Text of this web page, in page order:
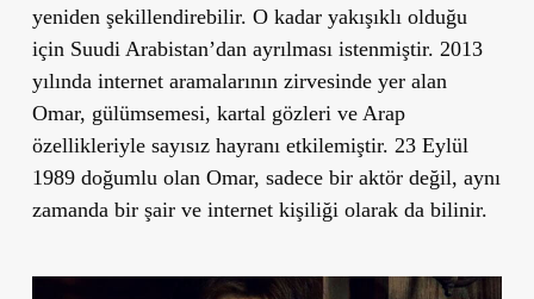
yeniden şekillendirebilir. O kadar yakışıklı olduğu
için Suudi Arabistan’dan ayrılması istenmiştir. 2013
yılında internet aramalarının zirvesinde yer alan
Omar, gülümsemesi, kartal gözleri ve Arap
özellikleriyle sayısız hayranı etkilemiştir. 23 Eylül
1989 doğumlu olan Omar, sadece bir aktör değil, aynı
zamanda bir şair ve internet kişiliği olarak da bilinir.